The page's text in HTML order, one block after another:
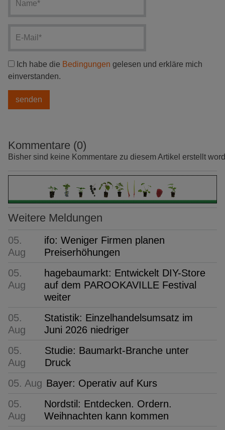
Ich habe die Bedingungen gelesen und erkläre mich
einverstanden.
Kommentare (0)
Bisher sind keine Kommentare zu diesem Artikel erstellt
Weitere Meldungen
05.
Aug
ifo: Weniger Firmen planen
Preiserhöhungen
05.
Aug
hagebaumarkt: Entwickelt DIY-Store
auf dem PAROOKAVILLE Festival
weiter
05.
Aug
Statistik: Einzelhandelsumsatz im
Juni 2026 niedriger
05.
Aug
Studie: Baumarkt-Branche unter
Druck
05. Aug Bayer: Operativ auf Kurs
05.
Aug
Nordstil: Entdecken. Ordern.
Weihnachten kann kommen